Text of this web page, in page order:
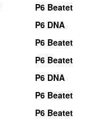
P6 Beatet
P6 DNA
P6 Beatet
P6 Beatet
P6 DNA
P6 Beatet
P6 Beatet